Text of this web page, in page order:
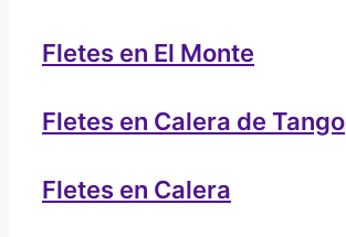
Fletes en El Monte
Fletes en Calera de Tango
Fletes en Calera